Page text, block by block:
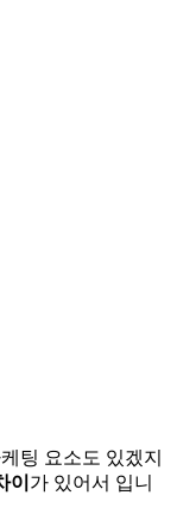
팅 요소도 있겠지
이 가 있어서 입니